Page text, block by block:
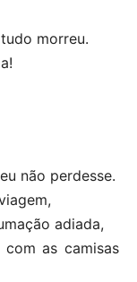
morreu.
não perdesse.
adiada,
as camisas